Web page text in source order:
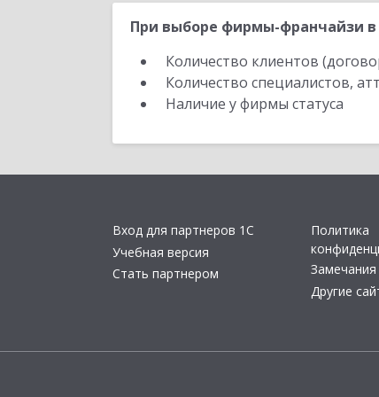
При выборе фирмы-франчайзи в
Количество клиентов
Количество специалистов,
Наличие у фирмы статуса
Вход для партнеров 1С
Учебная версия
Стать партнером
Политика
Замечания
Другие